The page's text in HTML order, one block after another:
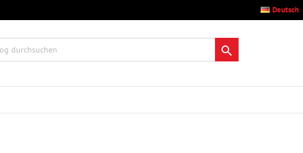
Deutsch

anlegen
erstellen
angemeldet sein, um Artikel Ihrer Wunschliste hinzufügen zu
Abbrechen Anmelden